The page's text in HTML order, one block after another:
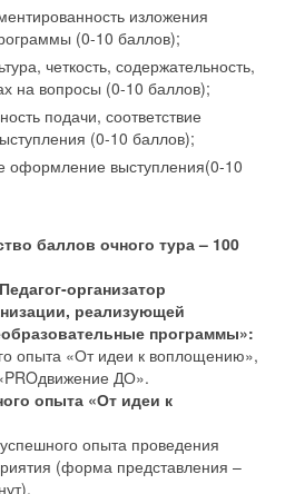
изложения
(0-10 баллов);
четкость, содержательность,
на вопросы (0-10 баллов);
подачи, соответствие
(0-10 баллов);
оформление выступления(0-10
баллов очного тура – 100
организатор
реализующей
программы»:
опыта «От идеи к воплощению»,
ДО».
опыта «От идеи к
опыта проведения
(форма представления –